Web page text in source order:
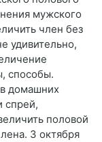
мужского
член без
удивительно,
способы.
домашних
спрей,
половой
3 октября